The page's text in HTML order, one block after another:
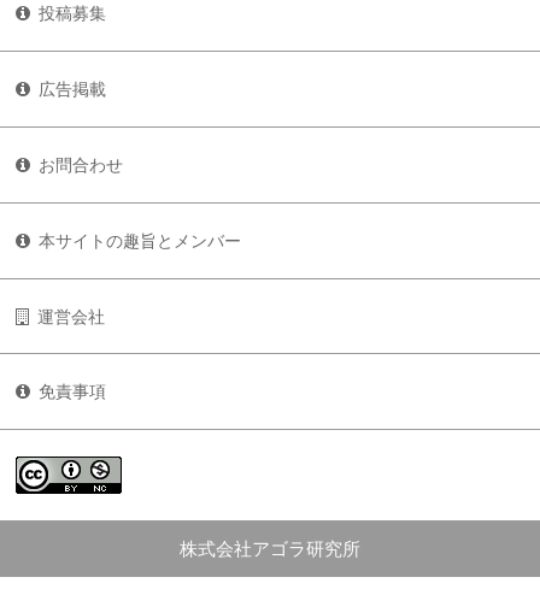
投稿募集
広告掲載
お問合わせ
本サイトの趣旨とメンバー
運営会社
免責事項
株式会社アゴラ研究所